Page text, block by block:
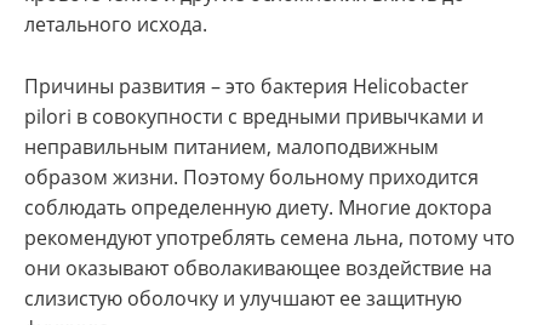
летального исхода.
Причины развития – это бактерия Helicobacter
pilori в совокупности с вредными привычками и
неправильным питанием, малоподвижным
образом жизни. Поэтому больному приходится
соблюдать определенную диету. Многие доктора
рекомендуют употреблять семена льна, потому что
они оказывают обволакивающее воздействие на
слизистую оболочку и улучшают ее защитную